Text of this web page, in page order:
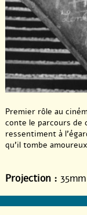
Premier rôle au
conte le parcours de
ressentiment à
qu’il tombe
Projection : 35mm